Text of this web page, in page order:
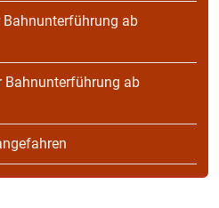
Bahnunterführung ab
Bahnunterführung ab